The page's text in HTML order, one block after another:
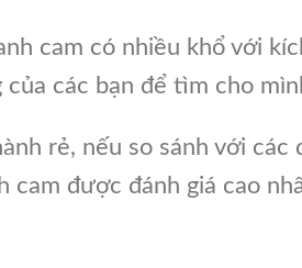
cam có nhiều khổ với
của các bạn để tìm cho
rẻ, nếu so sánh với
cam được đánh giá cao